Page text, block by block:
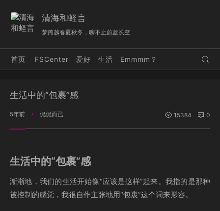
清海和蛏言
梦跨越春夏秋冬，聊不止蔚蓝长空
首页 FSCenter 爱好 生活 Emmmm？
生活中的“包裹”感
5年前 • 侃侃而已 15384 0
生活中的“包裹”感
渐渐地，我们的生活开始像“应该是这样”起来。我指的是那种
被控制的感觉，我很自作主张地用“包裹”这个词来形容。